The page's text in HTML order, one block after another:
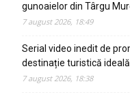
gunoaielor din Târgu
7 august 2026, 18:49
Serial video inedit de
destinație turistică
7 august 2026, 18:38